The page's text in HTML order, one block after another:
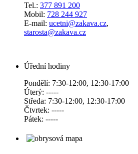
Tel.: 377 891 200
Mobil: 728 244 927
E-mail: ucetni@zakava.cz,
starosta@zakava.cz
Úřední hodiny
Pondělí: 7:30-12:00, 12:30-17:00
Úterý: -----
Středa: 7:30-12:00, 12:30-17:00
Čtvrtek: -----
Pátek: -----